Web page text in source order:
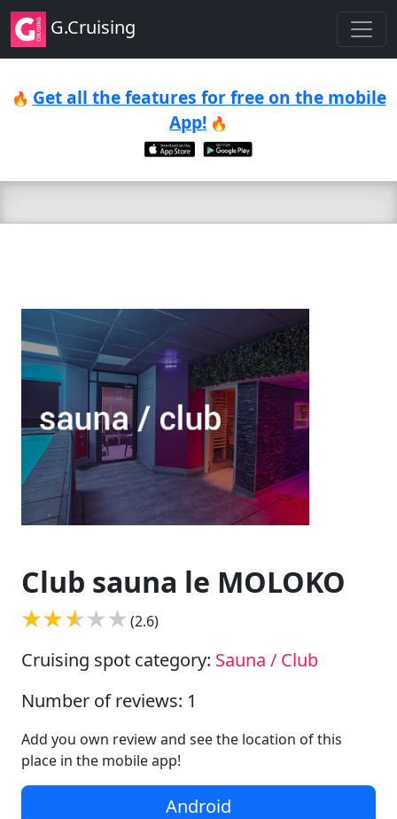
G.Cruising
🔥 Get all the features for free on the mobile
App! 🔥
Club sauna le MOLOKO
(2.6)
Cruising spot category: Sauna / Club
Number of reviews: 1
Add you own review and see the location of this
place in the mobile app!
Android